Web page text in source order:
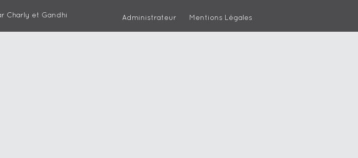
Charly et Gandhi Administrateur Mentions Légales